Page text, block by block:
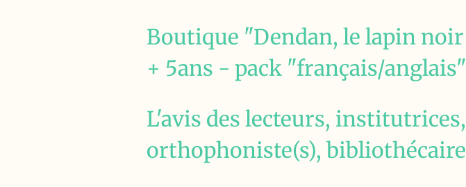
Boutique "Dendan, le lapin
+ 5ans - pack "français/anglais"
L'avis des lecteurs,
orthophoniste(s),